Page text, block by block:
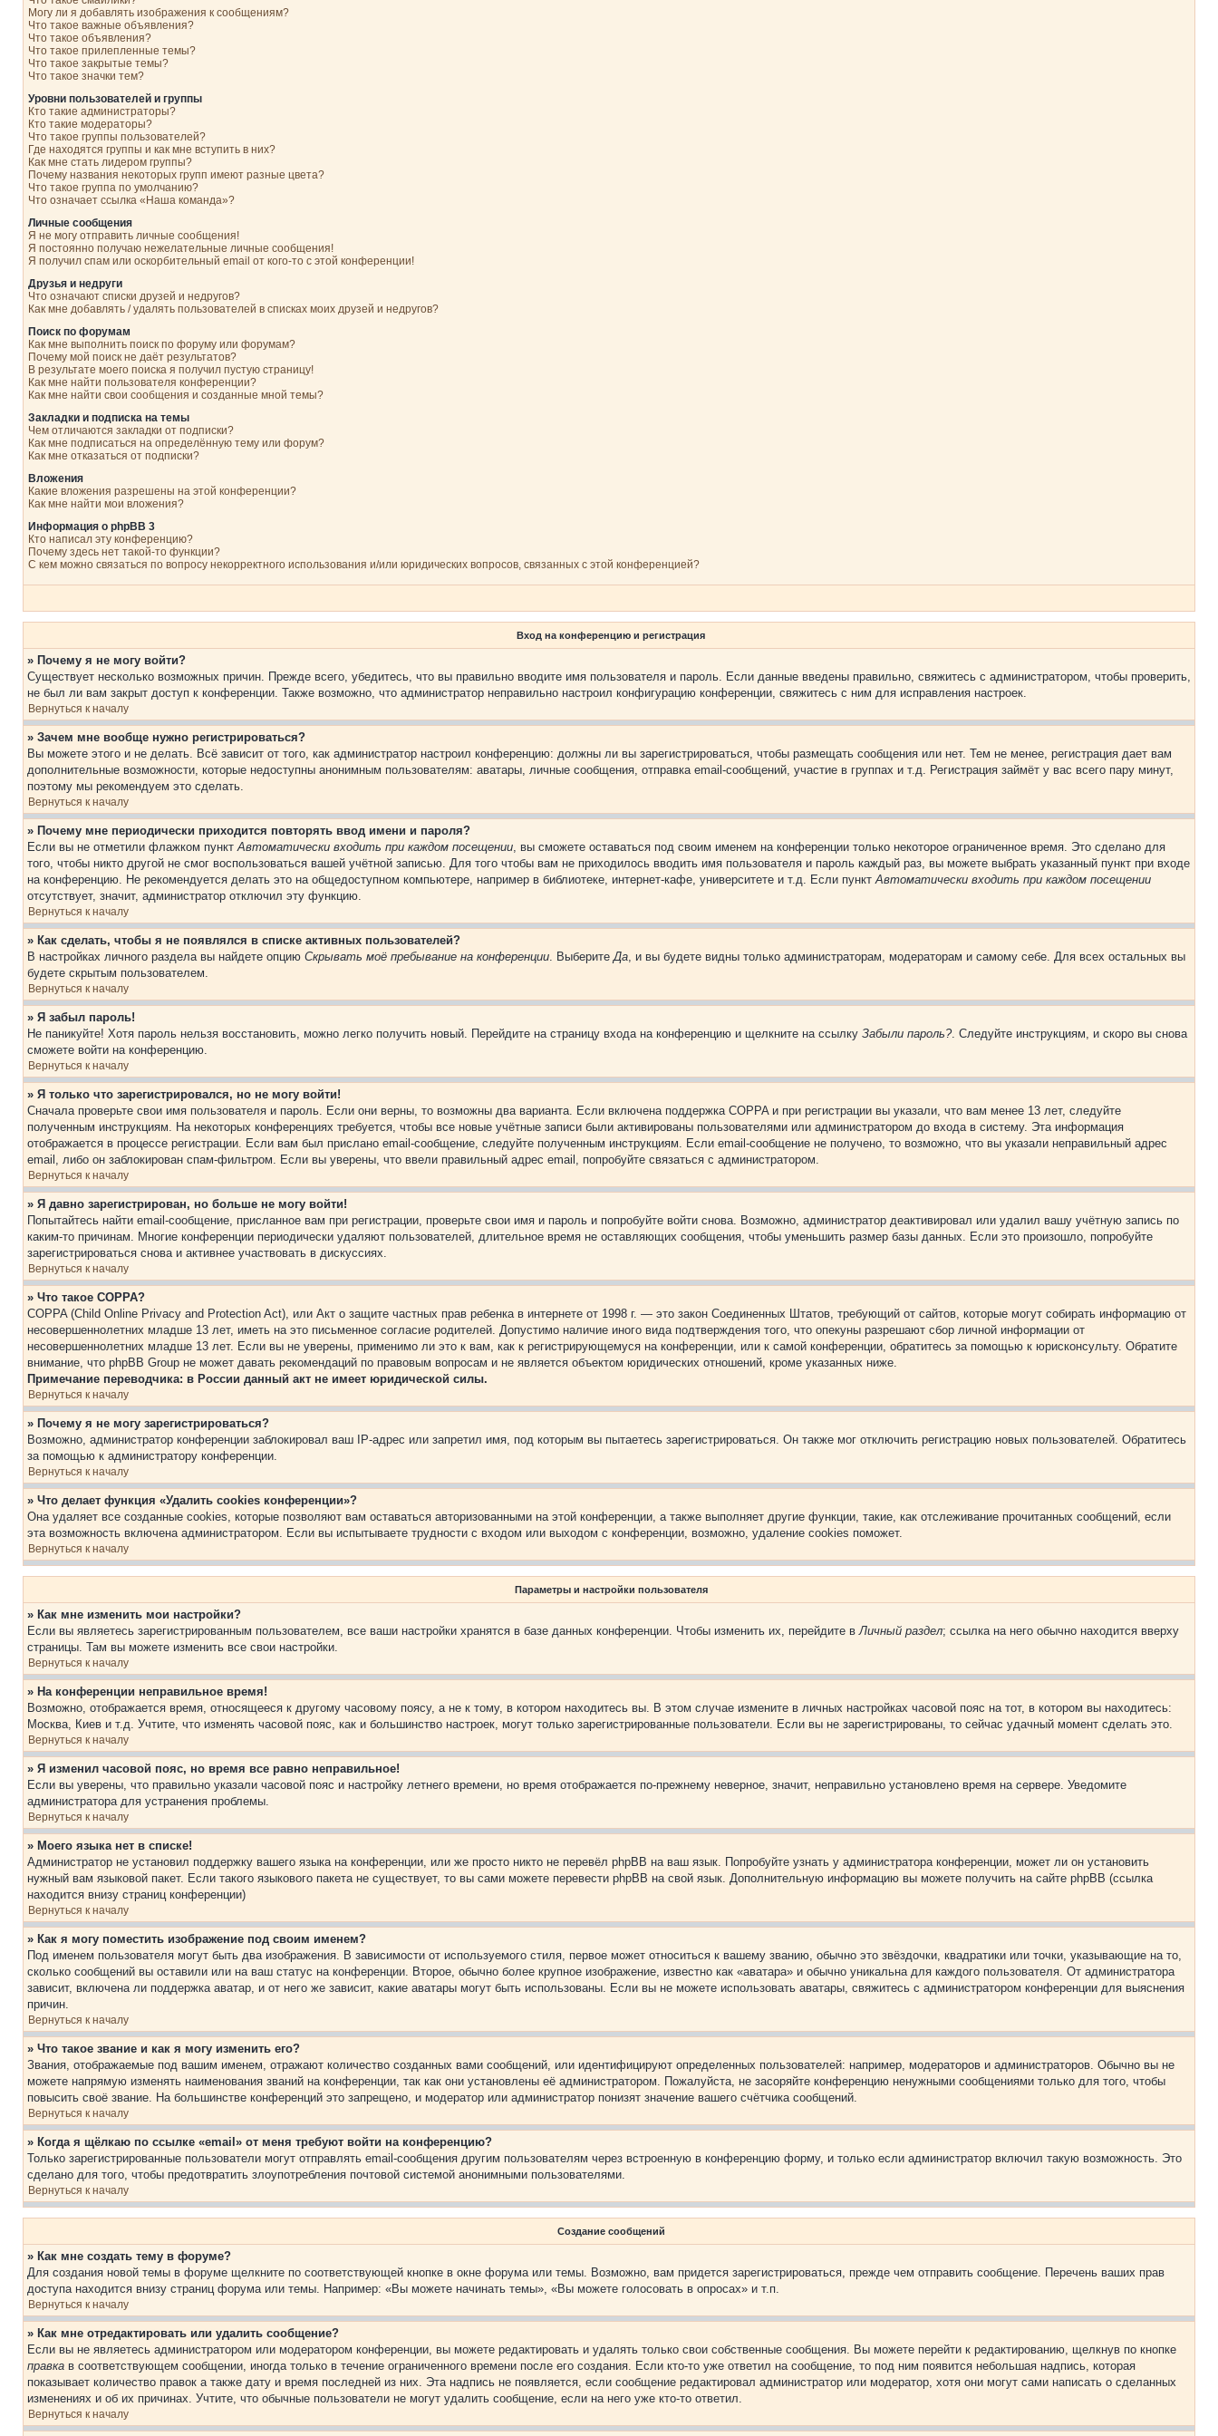
Могу ли я добавлять изображения к сообщениям?
Что такое важные объявления?
Что такое объявления?
Что такое прилепленные темы?
Что такое закрытые темы?
Что такое значки тем?
Уровни пользователей и группы
Кто такие администраторы?
Кто такие модераторы?
Что такое группы пользователей?
Где находятся группы и как мне вступить в них?
Как мне стать лидером группы?
Почему названия некоторых групп имеют разные цвета?
Что такое группа по умолчанию?
Что означает ссылка «Наша команда»?
Личные сообщения
Я не могу отправить личные сообщения!
Я постоянно получаю нежелательные личные сообщения!
Я получил спам или оскорбительный email от кого-то с этой конференции!
Друзья и недруги
Что означают списки друзей и недругов?
Как мне добавлять / удалять пользователей в списках моих друзей и недругов?
Поиск по форумам
Как мне выполнить поиск по форуму или форумам?
Почему мой поиск не даёт результатов?
В результате моего поиска я получил пустую страницу!
Как мне найти пользователя конференции?
Как мне найти свои сообщения и созданные мной темы?
Закладки и подписка на темы
Чем отличаются закладки от подписки?
Как мне подписаться на определённую тему или форум?
Как мне отказаться от подписки?
Вложения
Какие вложения разрешены на этой конференции?
Как мне найти мои вложения?
Информация о phpBB 3
Кто написал эту конференцию?
Почему здесь нет такой-то функции?
С кем можно связаться по вопросу некорректного использования и/или юридических вопросов, связанных с этой конференцией?
Вход на конференцию и регистрация
» Почему я не могу войти?
Существует несколько возможных причин. Прежде всего, убедитесь, что вы правильно вводите имя пользователя и пароль. Если данные введены правильно, свяжитесь с администратором, чтобы проверить,
не был ли вам закрыт доступ к конференции. Также возможно, что администратор неправильно настроил конфигурацию конференции, свяжитесь с ним для исправления настроек.
Вернуться к началу
» Зачем мне вообще нужно регистрироваться?
Вы можете этого и не делать. Всё зависит от того, как администратор настроил конференцию: должны ли вы зарегистрироваться, чтобы размещать сообщения или нет. Тем не менее, регистрация дает вам
дополнительные возможности, которые недоступны анонимным пользователям: аватары, личные сообщения, отправка email-сообщений, участие в группах и т.д. Регистрация займёт у вас всего пару минут,
поэтому мы рекомендуем это сделать.
Вернуться к началу
» Почему мне периодически приходится повторять ввод имени и пароля?
Если вы не отметили флажком пунктАвтоматически входить при каждом посещении, вы сможете оставаться под своим именем на конференции только некоторое ограниченное время. Это сделано для
того, чтобы никто другой не смог воспользоваться вашей учётной записью. Для того чтобы вам не приходилось вводить имя пользователя и пароль каждый раз, вы можете выбрать указанный пункт при входе
на конференцию. Не рекомендуется делать это на общедоступном компьютере, например в библиотеке, интернет-кафе, университете и т.д. Если пунктАвтоматически входить при каждом посещении
отсутствует, значит, администратор отключил эту функцию.
Вернуться к началу
» Как сделать, чтобы я не появлялся в списке активных пользователей?
В настройках личного раздела вы найдете опцию Скрывать моё пребывание на конференции. ВыберитеДа, и вы будете видны только администраторам, модераторам и самому себе. Для всех остальных вы
будете скрытым пользователем.
Вернуться к началу
» Я забыл пароль!
Не паникуйте! Хотя пароль нельзя восстановить, можно легко получить новый. Перейдите на страницу входа на конференцию и щелкните на ссылку Забыли пароль?. Следуйте инструкциям, и скоро вы снова
сможете войти на конференцию.
Вернуться к началу
» Я только что зарегистрировался, но не могу войти!
Сначала проверьте свои имя пользователя и пароль. Если они верны, то возможны два варианта. Если включена поддержка COPPA и при регистрации вы указали, что вам менее 13 лет, следуйте
полученным инструкциям. На некоторых конференциях требуется, чтобы все новые учётные записи были активированы пользователями или администратором до входа в систему. Эта информация
отображается в процессе регистрации. Если вам был прислано email-сообщение, следуйте полученным инструкциям. Если email-сообщение не получено, то возможно, что вы указали неправильный адрес
email, либо он заблокирован спам-фильтром. Если вы уверены, что ввели правильный адрес email, попробуйте связаться с администратором.
Вернуться к началу
» Я давно зарегистрирован, но больше не могу войти!
Попытайтесь найти email-сообщение, присланное вам при регистрации, проверьте свои имя и пароль и попробуйте войти снова. Возможно, администратор деактивировал или удалил вашу учётную запись по
каким-то причинам. Многие конференции периодически удаляют пользователей, длительное время не оставляющих сообщения, чтобы уменьшить размер базы данных. Если это произошло, попробуйте
зарегистрироваться снова и активнее участвовать в дискуссиях.
Вернуться к началу
» Что такое COPPA?
COPPA (Child Online Privacy and Protection Act), или Акт о защите частных прав ребенка в интернете от 1998 г. — это закон Соединенных Штатов, требующий от сайтов, которые могут собирать информацию от
несовершеннолетних младше 13 лет, иметь на это письменное согласие родителей. Допустимо наличие иного вида подтверждения того, что опекуны разрешают сбор личной информации от
несовершеннолетних младше 13 лет. Если вы не уверены, применимо ли это к вам, как к регистрирующемуся на конференции, или к самой конференции, обратитесь за помощью к юрисконсульту. Обратите
внимание, что phpBB Group не может давать рекомендаций по правовым вопросам и не является объектом юридических отношений, кроме указанных ниже.
Примечание переводчика: в России данный акт не имеет юридической силы.
Вернуться к началу
» Почему я не могу зарегистрироваться?
Возможно, администратор конференции заблокировал ваш IP-адрес или запретил имя, под которым вы пытаетесь зарегистрироваться. Он также мог отключить регистрацию новых пользователей. Обратитесь
за помощью к администратору конференции.
Вернуться к началу
» Что делает функция «Удалить cookies конференции»?
Она удаляет все созданные cookies, которые позволяют вам оставаться авторизованными на этой конференции, а также выполняет другие функции, такие, как отслеживание прочитанных сообщений, если
эта возможность включена администратором. Если вы испытываете трудности с входом или выходом с конференции, возможно, удаление cookies поможет.
Вернуться к началу
Параметры и настройки пользователя
» Как мне изменить мои настройки?
Если вы являетесь зарегистрированным пользователем, все ваши настройки хранятся в базе данных конференции. Чтобы изменить их, перейдите вЛичный раздел; ссылка на него обычно находится вверху
страницы. Там вы можете изменить все свои настройки.
Вернуться к началу
» На конференции неправильное время!
Возможно, отображается время, относящееся к другому часовому поясу, а не к тому, в котором находитесь вы. В этом случае измените в личных настройках часовой пояс на тот, в котором вы находитесь:
Москва, Киев и т.д. Учтите, что изменять часовой пояс, как и большинство настроек, могут только зарегистрированные пользователи. Если вы не зарегистрированы, то сейчас удачный момент сделать это.
Вернуться к началу
» Я изменил часовой пояс, но время все равно неправильное!
Если вы уверены, что правильно указали часовой пояс и настройку летнего времени, но время отображается по-прежнему неверное, значит, неправильно установлено время на сервере. Уведомите
администратора для устранения проблемы.
Вернуться к началу
» Моего языка нет в списке!
Администратор не установил поддержку вашего языка на конференции, или же просто никто не перевёл phpBB на ваш язык. Попробуйте узнать у администратора конференции, может ли он установить
нужный вам языковой пакет. Если такого языкового пакета не существует, то вы сами можете перевести phpBB на свой язык. Дополнительную информацию вы можете получить на сайте phpBB (ссылка
находится внизу страниц конференции)
Вернуться к началу
» Как я могу поместить изображение под своим именем?
Под именем пользователя могут быть два изображения. В зависимости от используемого стиля, первое может относиться к вашему званию, обычно это звёздочки, квадратики или точки, указывающие на то,
сколько сообщений вы оставили или на ваш статус на конференции. Второе, обычно более крупное изображение, известно как «аватара» и обычно уникальна для каждого пользователя. От администратора
зависит, включена ли поддержка аватар, и от него же зависит, какие аватары могут быть использованы. Если вы не можете использовать аватары, свяжитесь с администратором конференции для выяснения
причин.
Вернуться к началу
» Что такое звание и как я могу изменить его?
Звания, отображаемые под вашим именем, отражают количество созданных вами сообщений, или идентифицируют определенных пользователей: например, модераторов и администраторов. Обычно вы не
можете напрямую изменять наименования званий на конференции, так как они установлены её администратором. Пожалуйста, не засоряйте конференцию ненужными сообщениями только для того, чтобы
повысить своё звание. На большинстве конференций это запрещено, и модератор или администратор понизят значение вашего счётчика сообщений.
Вернуться к началу
» Когда я щёлкаю по ссылке «email» от меня требуют войти на конференцию?
Только зарегистрированные пользователи могут отправлять email-сообщения другим пользователям через встроенную в конференцию форму, и только если администратор включил такую возможность. Это
сделано для того, чтобы предотвратить злоупотребления почтовой системой анонимными пользователями.
Вернуться к началу
Создание сообщений
» Как мне создать тему в форуме?
Для создания новой темы в форуме щелкните по соответствующей кнопке в окне форума или темы. Возможно, вам придется зарегистрироваться, прежде чем отправить сообщение. Перечень ваших прав
доступа находится внизу страниц форума или темы. Например: «Вы можете начинать темы», «Вы можете голосовать в опросах» и т.п.
Вернуться к началу
» Как мне отредактировать или удалить сообщение?
Если вы не являетесь администратором или модератором конференции, вы можете редактировать и удалять только свои собственные сообщения. Вы можете перейти к редактированию, щелкнув по кнопке
правка в соответствующем сообщении, иногда только в течение ограниченного времени после его создания. Если кто-то уже ответил на сообщение, то под ним появится небольшая надпись, которая
показывает количество правок а также дату и время последней из них. Эта надпись не появляется, если сообщение редактировал администратор или модератор, хотя они могут сами написать о сделанных
изменениях и об их причинах. Учтите, что обычные пользователи не могут удалить сообщение, если на него уже кто-то ответил.
Вернуться к началу